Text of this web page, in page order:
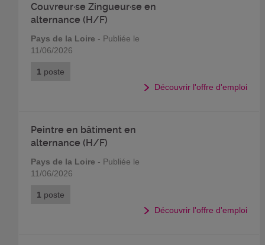
Couvreur·se Zingueur·se en
alternance (H/F)
Pays de la Loire - Publiée le
11/06/2026
1 poste
Découvrir l'offre d'emploi
Peintre en bâtiment en
alternance (H/F)
Pays de la Loire - Publiée le
11/06/2026
1 poste
Découvrir l'offre d'emploi